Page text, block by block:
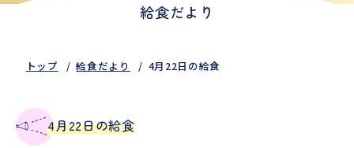
給食だより
トップ 給食だより 4月22日の給食
4月22日の給食